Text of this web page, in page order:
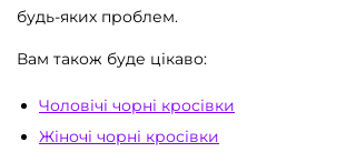
будь-яких проблем.
Вам також буде цікаво:
Чоловічі чорні кросівки
Жіночі чорні кросівки